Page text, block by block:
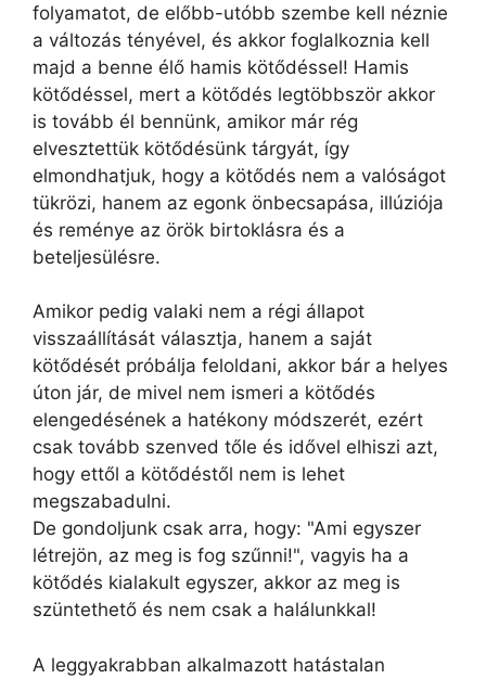
folyamatot, de előbb-utóbb szembe kell néznie
a változás tényével, és akkor foglalkoznia kell
majd a benne élő hamis kötődéssel! Hamis
kötődéssel, mert a kötődés legtöbbször akkor
is tovább él bennünk, amikor már rég
elvesztettük kötődésünk tárgyát, így
elmondhatjuk, hogy a kötődés nem a valóságot
tükrözi, hanem az egonk önbecsapása, illúziója
és reménye az örök birtoklásra és a
beteljesülésre.
Amikor pedig valaki nem a régi állapot
visszaállítását választja, hanem a saját
kötődését próbálja feloldani, akkor bár a helyes
úton jár, de mivel nem ismeri a kötődés
elengedésének a hatékony módszerét, ezért
csak tovább szenved tőle és idővel elhiszi azt,
hogy ettől a kötődéstől nem is lehet
megszabadulni.
De gondoljunk csak arra, hogy: "Ami egyszer
létrejön, az meg is fog szűnni!", vagyis ha a
kötődés kialakult egyszer, akkor az meg is
szüntethető és nem csak a halálunkkal!
A leggyakrabban alkalmazott hatástalan